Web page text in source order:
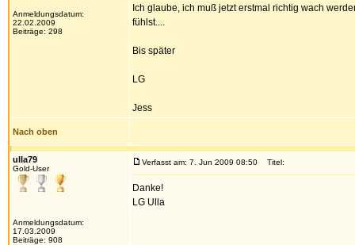
Anmeldungsdatum:
22.02.2009
Beiträge: 298
Ich glaube, ich muß jetzt erstmal richtig wach
fühlst....
Bis später
LG
Jess
Nach oben
ulla79
Gold-User
Anmeldungsdatum:
17.03.2009
Beiträge: 908
Verfasst am: 7. Jun 2009 08:50 Titel:
Danke!
LG Ulla